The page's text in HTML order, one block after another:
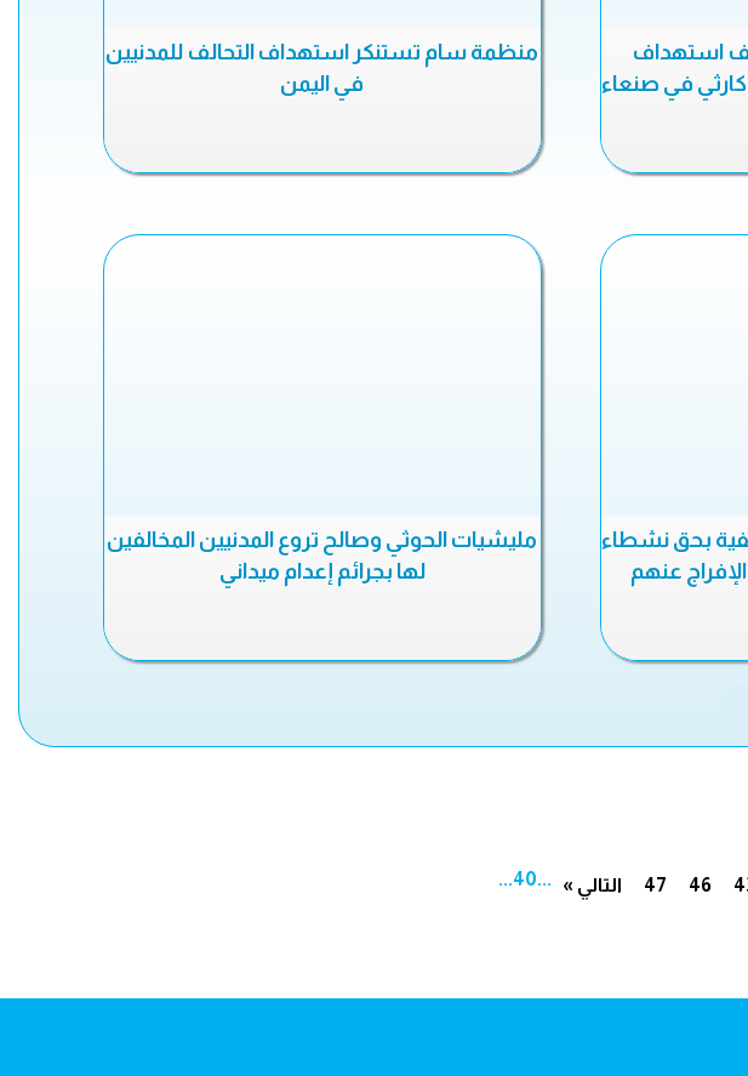
استهداف
في صنعاء
منظمة سام تستنكر استهداف التحالف للمدنيين
في اليمن
بحق نشطاء
عنهم
مليشيات الحوثي وصالح تروع المدنيين المخالفين
لها بجرائم إعدام ميداني
...
40
... 46
47 التالي »